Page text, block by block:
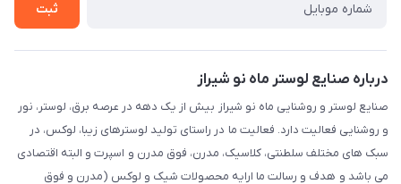
ثبت
درباره صنایع لوستر ماه نو شیراز
صنایع لوستر و روشنایی ماه نو شیراز بیش از یک دهه در عرصه برق، لوستر، نور
و روشنایی فعالیت دارد. فعالیت ما در راستای تولید لوسترهای زیبا، لوکس، در
سبک های مختلف سلطنتی، کلاسیک، مدرن، فوق مدرن و اسپرت و البته اقتصادی
می باشد و هدف و رسالت ما ارایه محصولات شیک و لوکس (مدرن و فوق